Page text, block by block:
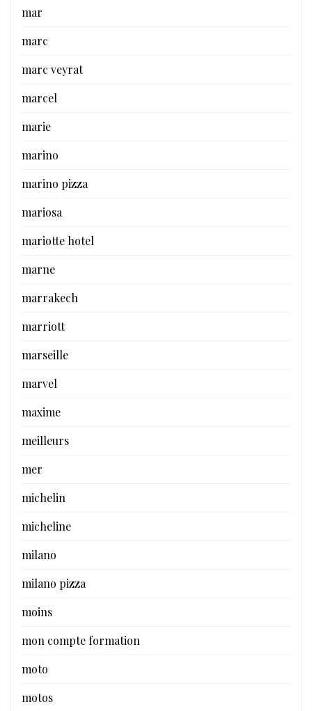
mar
marc
marc veyrat
marcel
marie
marino
marino pizza
mariosa
mariotte hotel
marne
marrakech
marriott
marseille
marvel
maxime
meilleurs
mer
michelin
micheline
milano
milano pizza
moins
mon compte formation
moto
motos